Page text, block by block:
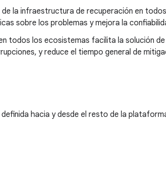
la infraestructura de recuperación en
sobre los problemas y mejora la
todos los ecosistemas facilita la solución de
y reduce el tiempo general de
hacia y desde el resto de la